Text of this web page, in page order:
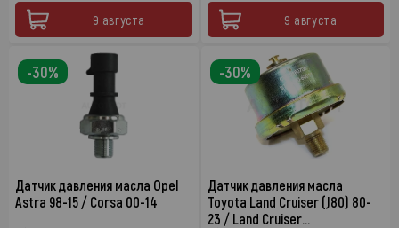
9 августа 9 августа
Датчик давления масла Opel
Astra 98-15 / Corsa 00-14
-30%
Датчик давления масла
Toyota Land Cruiser (J80) 80-
23 / Land Cruiser…
-30%